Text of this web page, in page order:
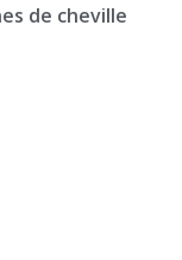
de cheville